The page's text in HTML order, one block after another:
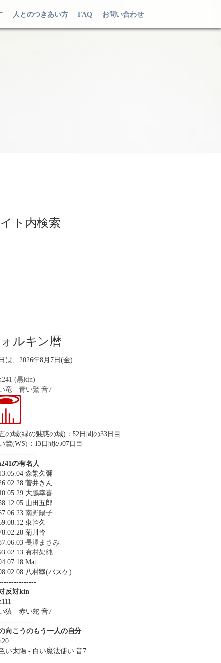
人とのつきあい方 FAQ お問い合わせ
ト内検索
ルキン暦
は、2026年8月7日(金)
(黒kin)
竜 - 青い鷲 音7
の城(緑の魅惑の城)：52日間の33日目
鷲(WS)：13日間の07日目
の有名人
森繁久彌
菅井きん
大鵬幸喜
山田五郎
南野陽子
東幹久
菊川怜
長澤まさみ
有村架純
Matt
八村塁(バスケ)
反対kin
猿 - 赤い蛇 音7
向こうのもう一人の自分
い太陽 - 白い魔法使い 音7